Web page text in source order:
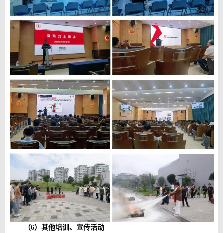
（6）其他培训、宣传活动